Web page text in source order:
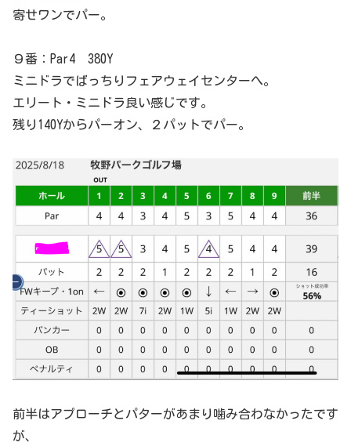
寄せワンでパー。
９番：Par4 380Y
ミニドラでばっちりフェアウェイセンターへ。
エリート・ミニドラ良い感じです。
残り140Yからパーオン、２パットでパー。
前半はアプローチとパターがあまり噛み合わなかったです
が、